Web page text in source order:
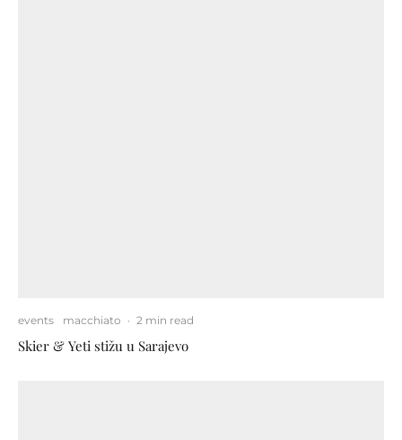
events macchiato · 2 min read
Skier & Yeti stižu u Sarajevo